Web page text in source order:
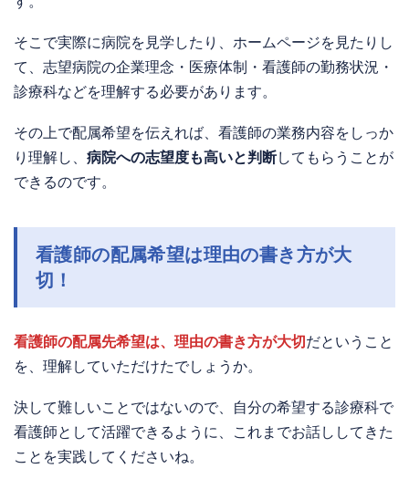
そこで実際に病院を見学したり、ホームページを見たりし
て、志望病院の企業理念・医療体制・看護師の勤務状況・
診療科などを理解する必要があります。
その上で配属希望を伝えれば、看護師の業務内容をしっか
り理解し、 病院への志望度も高いと判断してもらうことが
できるのです。
看護師の配属希望は理由の書き方が大
切！
看護師の配属先希望は、理由の書き方が大切 だということ
を、理解していただけたでしょうか。
決して難しいことではないので、自分の希望する診療科で
看護師として活躍できるように、これまでお話ししてきた
ことを実践してくださいね。